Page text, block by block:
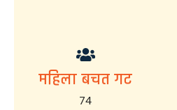
महिला बचत गट
74